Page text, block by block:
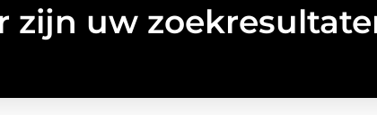
zijn uw